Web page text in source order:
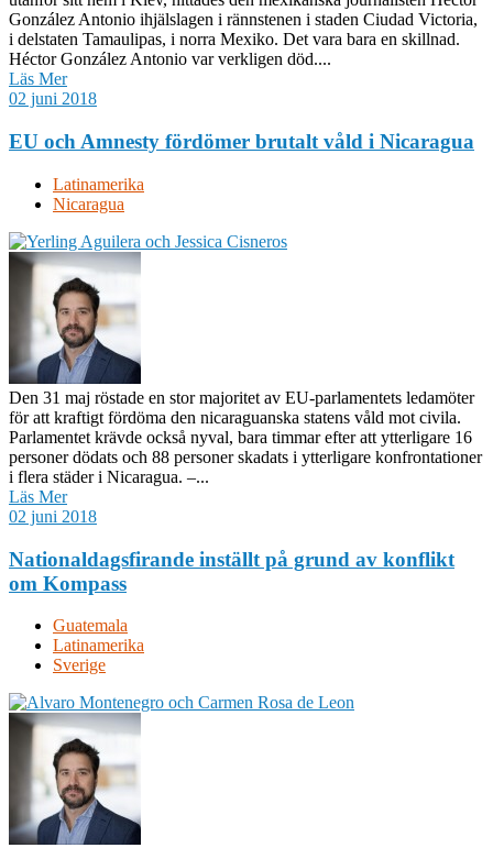
González Antonio ihjälslagen i rännstenen i staden Ciudad Victoria,
i delstaten Tamaulipas, i norra Mexiko. Det vara bara en skillnad.
Héctor González Antonio var verkligen död....
Läs Mer
02 juni 2018
EU och Amnesty fördömer brutalt våld i Nicaragua
Latinamerika
Nicaragua
Den 31 maj röstade en stor majoritet av EU-parlamentets ledamöter
för att kraftigt fördöma den nicaraguanska statens våld mot civila.
Parlamentet krävde också nyval, bara timmar efter att ytterligare 16
personer dödats och 88 personer skadats i ytterligare konfrontationer
i flera städer i Nicaragua. –...
Läs Mer
02 juni 2018
Nationaldagsfirande inställt på grund av konflikt
om Kompass
Guatemala
Latinamerika
Sverige